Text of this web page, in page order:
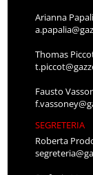
Arianna
Thomas
Fausto
SEGRETERIA
Roberta